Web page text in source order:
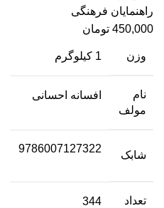
راهنمایان فرهنگی
450,000 تومان
وزن 1 کیلوگرم
نام
مولف
افسانه احسانی
شابک
9786007127322
تعداد
344